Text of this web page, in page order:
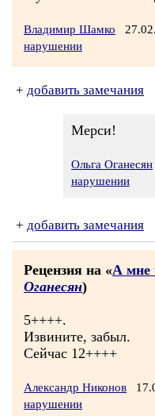
Владимир Шамко
нарушении
+ добавить замечания
Мерси!
Ольга Оганесян
нарушении
+ добавить замечания
Рецензия на «А мне
Оганесян)
5++++.
Извините, забыл.
Сейчас 12++++
Александр Никонов
нарушении